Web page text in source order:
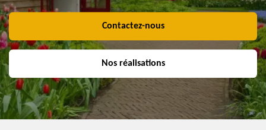
Contactez-nous
Nos réalisations